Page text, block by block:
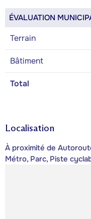
ÉVALUATION
Terrain
Bâtiment
Total
Localisation
À proximité de
Métro, Parc, Piste